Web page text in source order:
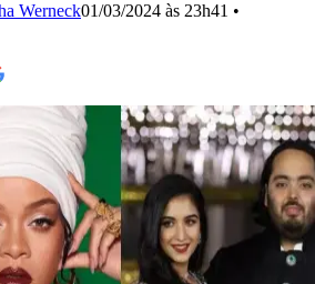
Werneck01/03/2024 às 23h41 •